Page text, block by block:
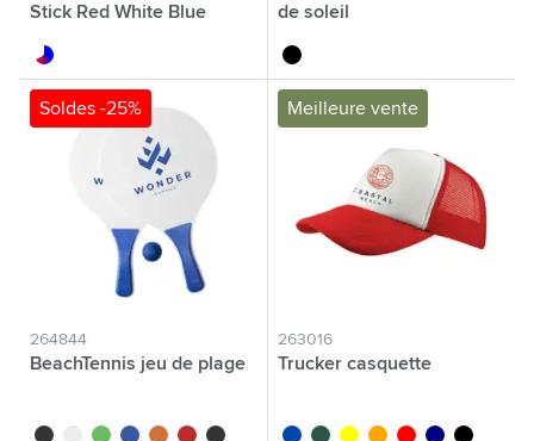
Stick Red White Blue
rouge/blanc/bleu
de soleil
noir
Soldes -25%
264844
BeachTennis jeu de plage
noir blancvert bleu orangerougenoir/noir
Meilleure vente
263016
Trucker casquette
bleu cobalt
vert jauneorangerougebleu marine
noir/noir